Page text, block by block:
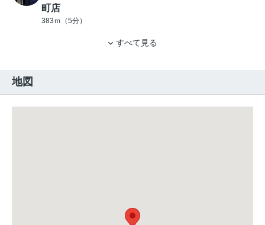
町店
383ｍ（5分）
すべて見る
地図